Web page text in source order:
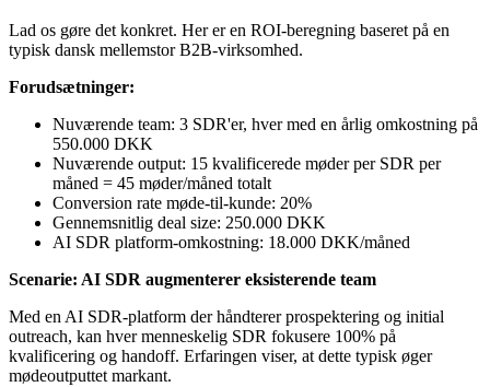
Lad os gøre det konkret. Her er en ROI-beregning baseret på en
typisk dansk mellemstor B2B-virksomhed.
Forudsætninger:
Nuværende team: 3 SDR'er, hver med en årlig omkostning på
550.000 DKK
Nuværende output: 15 kvalificerede møder per SDR per
måned = 45 møder/måned totalt
Conversion rate møde-til-kunde: 20%
Gennemsnitlig deal size: 250.000 DKK
AI SDR platform-omkostning: 18.000 DKK/måned
Scenarie: AI SDR augmenterer eksisterende team
Med en AI SDR-platform der håndterer prospektering og initial
outreach, kan hver menneskelig SDR fokusere 100% på
kvalificering og handoff. Erfaringen viser, at dette typisk øger
mødeoutputtet markant.